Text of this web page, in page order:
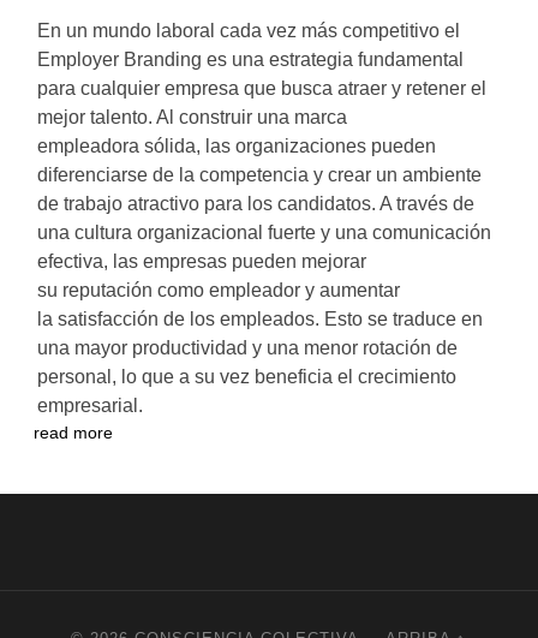
En un mundo laboral cada vez más competitivo el
Employer Branding es una estrategia fundamental
para cualquier empresa que busca atraer y retener el
mejor talento. Al construir una marca
empleadora sólida, las organizaciones pueden
diferenciarse de la competencia y crear un ambiente
de trabajo atractivo para los candidatos. A través de
una cultura organizacional fuerte y una comunicación
efectiva, las empresas pueden mejorar
su reputación como empleador y aumentar
la satisfacción de los empleados. Esto se traduce en
una mayor productividad y una menor rotación de
personal, lo que a su vez beneficia el crecimiento
empresarial.
read more